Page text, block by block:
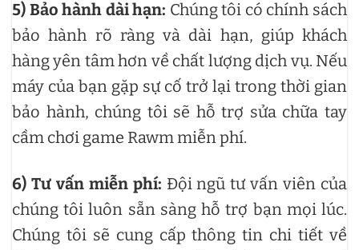
5) Bảo hành dài hạn: Chúng tôi có chính sách
bảo hành rõ ràng và dài hạn, giúp khách
hàng yên tâm hơn về chất lượng dịch vụ. Nếu
máy của bạn gặp sự cố trở lại trong thời gian
bảo hành, chúng tôi sẽ hỗ trợ sửa chữa tay
cầm chơi game Rawm miễn phí.
6) Tư vấn miễn phí: Đội ngũ tư vấn viên của
chúng tôi luôn sẵn sàng hỗ trợ bạn mọi lúc.
Chúng tôi sẽ cung cấp thông tin chi tiết về